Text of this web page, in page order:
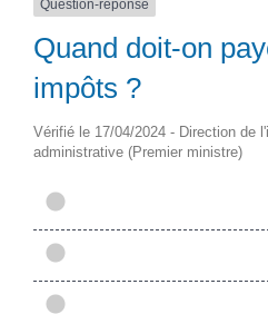
Question-réponse
Quand doit-on
impôts ?
Vérifié le 17/04/2024 - Direction de
administrative (Premier ministre)